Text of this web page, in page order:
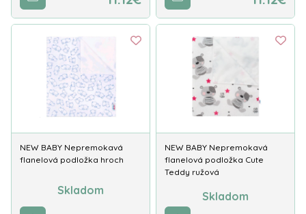
NEW BABY Nepremokavá
flanelová podložka hroch
Skladom
NEW BABY Nepremokavá
flanelová podložka Cute
Teddy ružová
Skladom